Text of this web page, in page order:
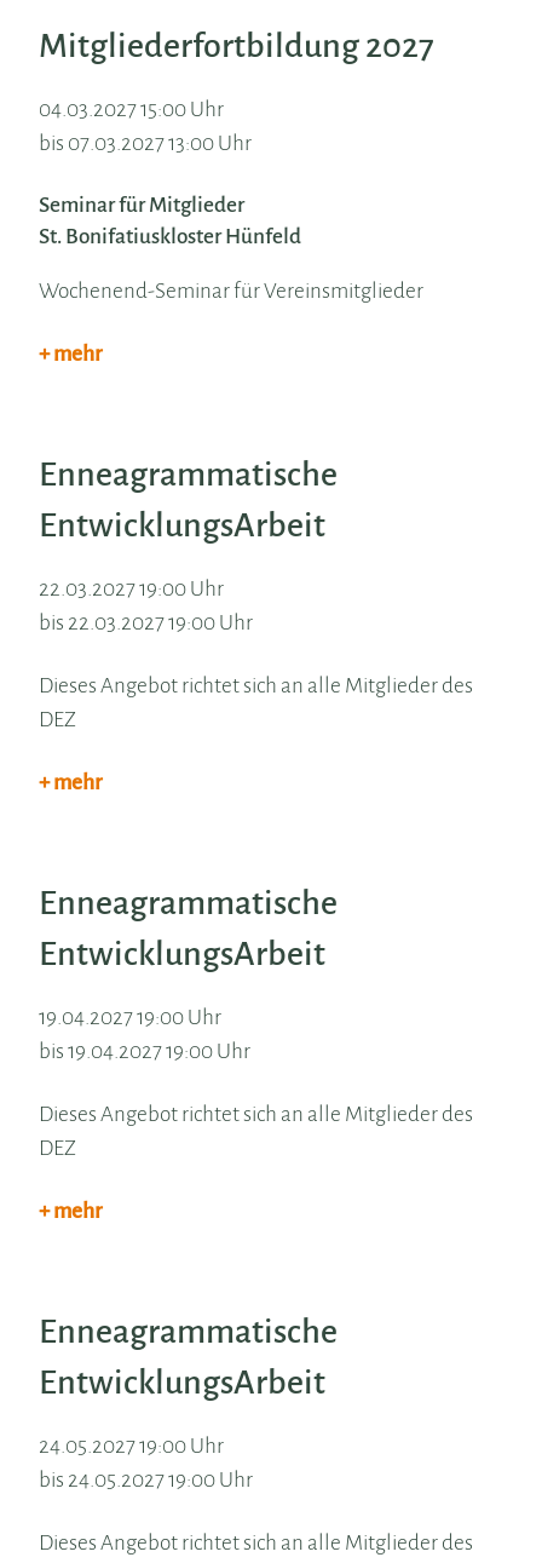
Mitgliederfortbildung 2027
04.03.2027 15:00 Uhr
bis 07.03.2027 13:00 Uhr
Seminar für Mitglieder
St. Bonifatiuskloster Hünfeld
Wochenend-Seminar für Vereinsmitglieder
+ mehr
Enneagrammatische
EntwicklungsArbeit
22.03.2027 19:00 Uhr
bis 22.03.2027 19:00 Uhr
Dieses Angebot richtet sich an alle Mitglieder des
DEZ
+ mehr
Enneagrammatische
EntwicklungsArbeit
19.04.2027 19:00 Uhr
bis 19.04.2027 19:00 Uhr
Dieses Angebot richtet sich an alle Mitglieder des
DEZ
+ mehr
Enneagrammatische
EntwicklungsArbeit
24.05.2027 19:00 Uhr
bis 24.05.2027 19:00 Uhr
Dieses Angebot richtet sich an alle Mitglieder des